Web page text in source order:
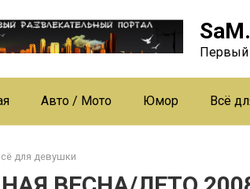
Первый
Авто / Мото Юмор Всё
для девушки